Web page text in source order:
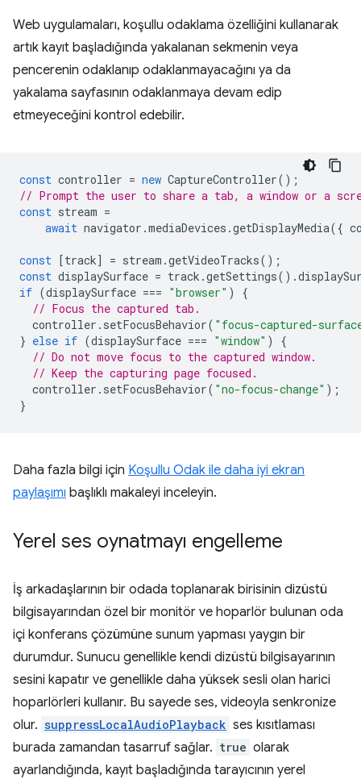
Web uygulamaları, koşullu odaklama özelliğini kullanarak
artık kayıt başladığında yakalanan sekmenin veya
pencerenin odaklanıp odaklanmayacağını ya da
yakalama sayfasının odaklanmaya devam edip
etmeyeceğini kontrol edebilir.
const controller = new CaptureController();
// Prompt the user to share a tab, a window or a
const stream =
await navigator .mediaDevices .getDisplayMedia({
const [track] = stream .getVideoTracks();
const displaySurface = track .getSettings().
if (displaySurface === "browser" )
{
// Focus the captured tab.
controller . setFocusBehavior( "focus-captured-
} else if (displaySurface === "window" )
{
// Do not move focus to the captured window.
// Keep the capturing page focused.
controller . setFocusBehavior( "no-focus-change" );
}
Daha fazla bilgi için Koşullu Odak ile daha iyi ekran
paylaşımı başlıklı makaleyi inceleyin.
Yerel ses oynatmayı engelleme
İş arkadaşlarının bir odada toplanarak birisinin dizüstü
bilgisayarından özel bir monitör ve hoparlör bulunan oda
içi konferans çözümüne sunum yapması yaygın bir
durumdur. Sunucu genellikle kendi dizüstü bilgisayarının
sesini kapatır ve genellikle daha yüksek sesli olan harici
hoparlörleri kullanır. Bu sayede ses, videoyla senkronize
olur. suppressLocalAudioPlayback ses kısıtlaması
burada zamandan tasarruf sağlar. true olarak
ayarlandığında, kayıt başladığında tarayıcının yerel